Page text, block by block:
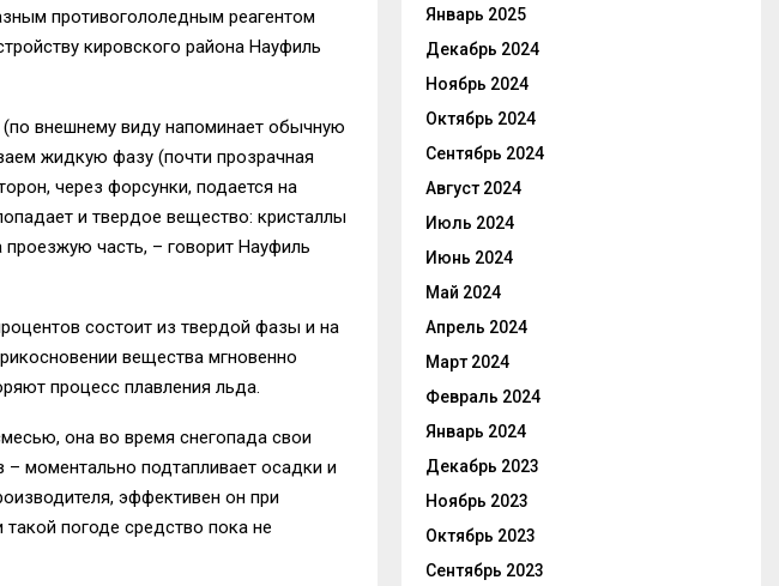
противогололедным реагентом
кировского района Науфиль
внешнему виду напоминает обычную
жидкую фазу (почти прозрачная
через форсунки, подается на
и твердое вещество: кристаллы
часть, – говорит Науфиль
состоит из твердой фазы и на
вещества мгновенно
процесс плавления льда.
она во время снегопада свои
– моментально подтапливает осадки и
эффективен он при
погоде средство пока не
Январь 2025
Декабрь 2024
Ноябрь 2024
Октябрь 2024
Сентябрь 2024
Август 2024
Июль 2024
Июнь 2024
Май 2024
Апрель 2024
Март 2024
Февраль 2024
Январь 2024
Декабрь 2023
Ноябрь 2023
Октябрь 2023
Сентябрь 2023